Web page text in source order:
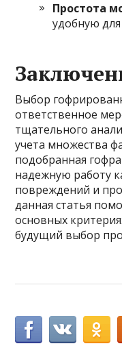
Простота
удобную
Выбор
ответственное
тщательного
учета множества
подобранная
надежную работу
повреждений и
данная статья
основных
будущий выбор